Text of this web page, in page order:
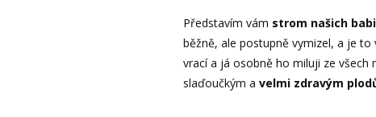
Představím vám strom našich
běžně, ale postupně vymizel, a je
vrací a já osobně ho miluji ze všech
slaďoučkým a velmi zdravým